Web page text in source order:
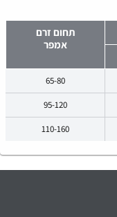
תחום זרם
אמפר
65-80
95-120
110-160